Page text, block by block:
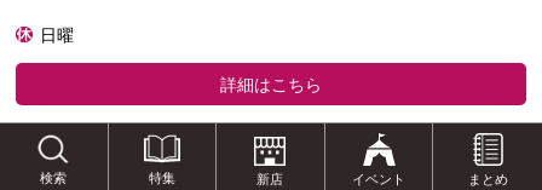
日曜
詳細はこちら
[ 金沢市南町 ]
検索 特集 新店 イベント まとめ